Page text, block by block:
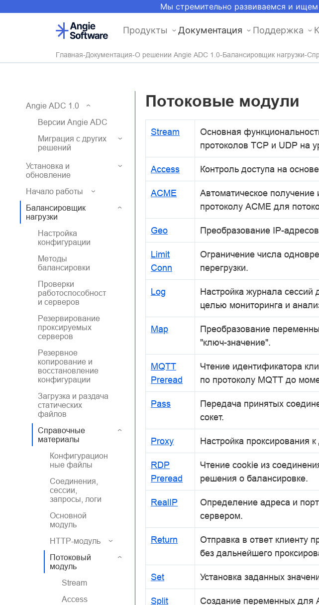
Мы стремительно развиваемся и
Продукты Документация Поддержка
Главная Документация О решении Angie ADC 1.0 Балансировщик нагрузки
Angie ADC 1.0
Версии Angie ADC
Миграция с других
решений
Установка и
обновление
Начало работы
Балансировщик
нагрузки
Настройка
конфигурации
Методы
балансировки
Проверки
работоспособност
и серверов
Резервирование
проксируемых
серверов
Резервное
копирование и
восстановление
конфигурации
Загрузка и раздача
статических
файлов
Справочные
материалы
Конфигурацион
ные файлы
Соединения,
сессии,
запросы, логи
Основной
модуль
HTTP-модуль
Потоковый
модуль
Stream
Access
Потоковые модули
Stream
Основная
протоколов TCP и UDP на
Access Контроль доступа на
ACME
Автоматическое
протоколу ACME для
Geo Преобразование IP-
Limit
Conn
Ограничение числа
перегрузки.
Log
Настройка журнала
целью мониторинга и
Map
Преобразование
"ключ-значение".
MQTT
Preread
Чтение идентификатора
по протоколу MQTT до
Pass
Передача принятых
сокет.
Proxy Настройка проксирования
RDP
Preread
Чтение cookie из
решения о балансировке.
RealIP
Определение адреса и
сервером.
Return
Отправка в ответ клиенту
без дальнейшего
Set Установка заданных
Split
Создание переменных для